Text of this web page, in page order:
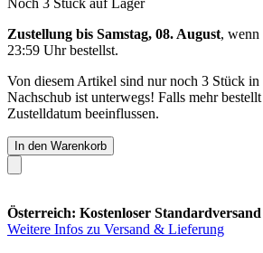
Zustellung bis Samstag, 08. August, wenn
23:59 Uhrbestellst.
Von diesem Artikel sind nur noch 3 Stück in
Nachschub ist unterwegs! Falls mehr
Zustelldatum beeinflussen.
In den Warenkorb
Österreich: Kostenloser Standardversand
Weitere Infos zu Versand & Lieferung